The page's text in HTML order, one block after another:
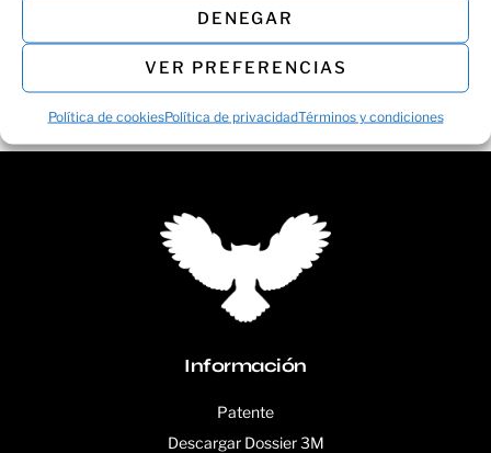
DENEGAR
VER PREFERENCIAS
Política de cookiesPolítica de privacidadTérminos y condiciones
Protección y Confort para Cada
Trayecto
Información
Patente
Descargar Dossier 3M